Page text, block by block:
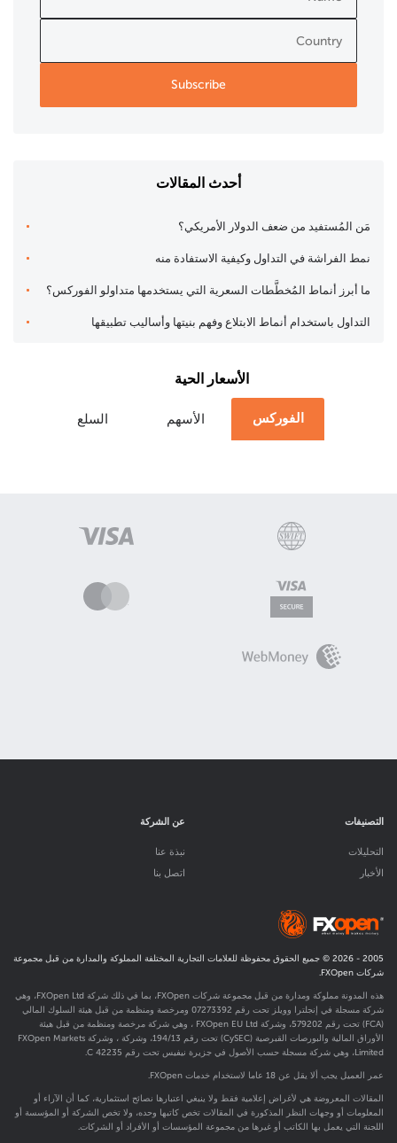
أحدث المقالات
مَن المُستفيد من ضعف الدولار الأمريكي؟
نمط الفراشة في التداول وكيفية الاستفادة منه
ما أبرز أنماط المُخطَّطات السعرية التي يستخدمها متداولو الفوركس؟
التداول باستخدام أنماط الابتلاع وفهم بنيتها وأساليب تطبيقها
الأسعار الحية
الفوركس الأسهم السلع
التصنيفات
التحليلات
الأخبار
عن الشركة
نبذة عنا
اتصل بنا
2005 -
2026 © جميع الحقوق محفوظة للعلامات التجارية المختلفة المملوكة والمدارة من قبل مجموعة
شركات FXOpen.
هذه المدونة مملوكة ومدارة من قبل مجموعة شركات FXOpen، بما في ذلك شركة FXOpen Ltd، وهي
شركة مسجلة في إنجلترا وويلز تحت رقم 07273392 ومرخصة ومنظمة من قبل هيئة السلوك المالي
(FCA) تحت رقم
579202
، وشركة FXOpen EU Ltd ، وهي شركة مرخصة ومنظمة من قبل هيئة
الأوراق المالية والبورصات القبرصية (CySEC) تحت رقم 194/13، وشركة ، وشركة FXOpen Markets
Limited، وهي شركة مسجلة حسب الأصول في جزيرة نيفيس تحت رقم C 42235.
عمر العميل يجب ألا يقل عن 18 عاما لاستخدام خدمات FXOpen.
المقالات المعروضة هي لأغراض إعلامية فقط ولا ينبغي اعتبارها نصائح استثمارية، كما أن الآراء أو
المعلومات أو وجهات النظر المذكورة في المقالات تخص كاتبها وحده، ولا تخص الشركة أو المؤسسة أو
اللجنة التي يعمل بها الكاتب أو غيرها من مجموعة المؤسسات أو الأفراد أو الشركات.